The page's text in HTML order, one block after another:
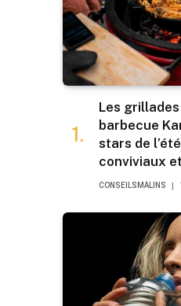
Les
barbecue
stars de
conviviaux
CONSEILSMALINS